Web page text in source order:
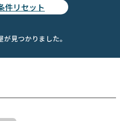
件リセット
が見つかりました。